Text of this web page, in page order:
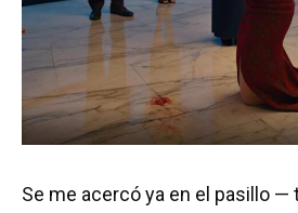
Se me acercó ya en el pasillo —